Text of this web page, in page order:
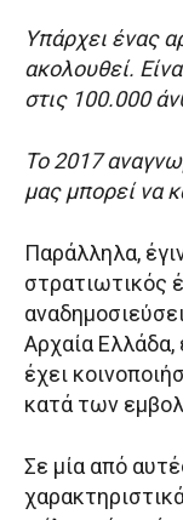
Υπάρχει ένας
ακολουθεί.
στις 100.000
Το 2017
μας μπορεί να
Παράλληλα,
στρατιωτικός
Αρχαία
έχει
κατά των
Σε μία από